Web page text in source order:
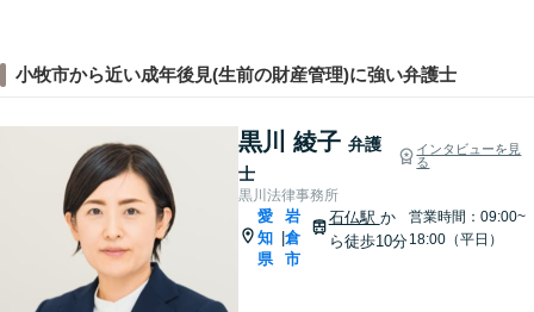
小牧市から近い成年後見(生前の財産管理)に強い弁護士
黒川 綾子 弁護
士
インタビューを見
る
黒川法律事務所
愛
知
県
|
岩
倉
市
石仏駅 か
ら徒歩10分
営業時間：09:00~
18:00（平日）